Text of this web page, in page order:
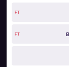
FT
FT